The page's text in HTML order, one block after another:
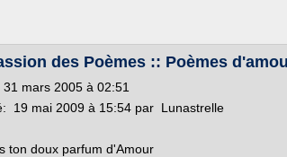
des Poèmes :: Poèmes
31 mars 2005 à 02:51
19 mai 2009 à 15:54 par Lunastrelle
ton doux parfum d'Amour